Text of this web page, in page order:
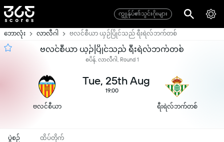
ကျွုန်ုပ်၏သွင်းဂိုးများ
ဘောလုံး လာလီဂါ ဗလင်စီယာ ယှဉ်ပြိုင်သည် ရီးရဲလ်ဘက်တစ်
ဗလင်စီယာ ယှဉ်ပြိုင်သည် ရီးရဲလ်ဘက်တစ်
စပိန်, လာလီဂါ, Round 1
ဗလင်စီယာ
Tue, 25th Aug
19:00
ရီးရဲလ်ဘက်တစ်
ပွဲစဉ် ထိပ်တိုက်